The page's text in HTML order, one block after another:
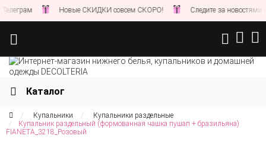
Новые СКИДКИ совсем СКОРО! Следите за новостями на нашем
Каталог
Купальники
Купальники раздельные
Купальник раздельный (формованная чашка пушап + бразильяна)
FIANETA_3218_Розовый